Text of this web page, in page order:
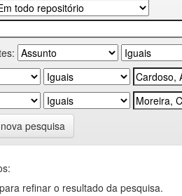
pesquisa
refinar o resultado da pesquisa.